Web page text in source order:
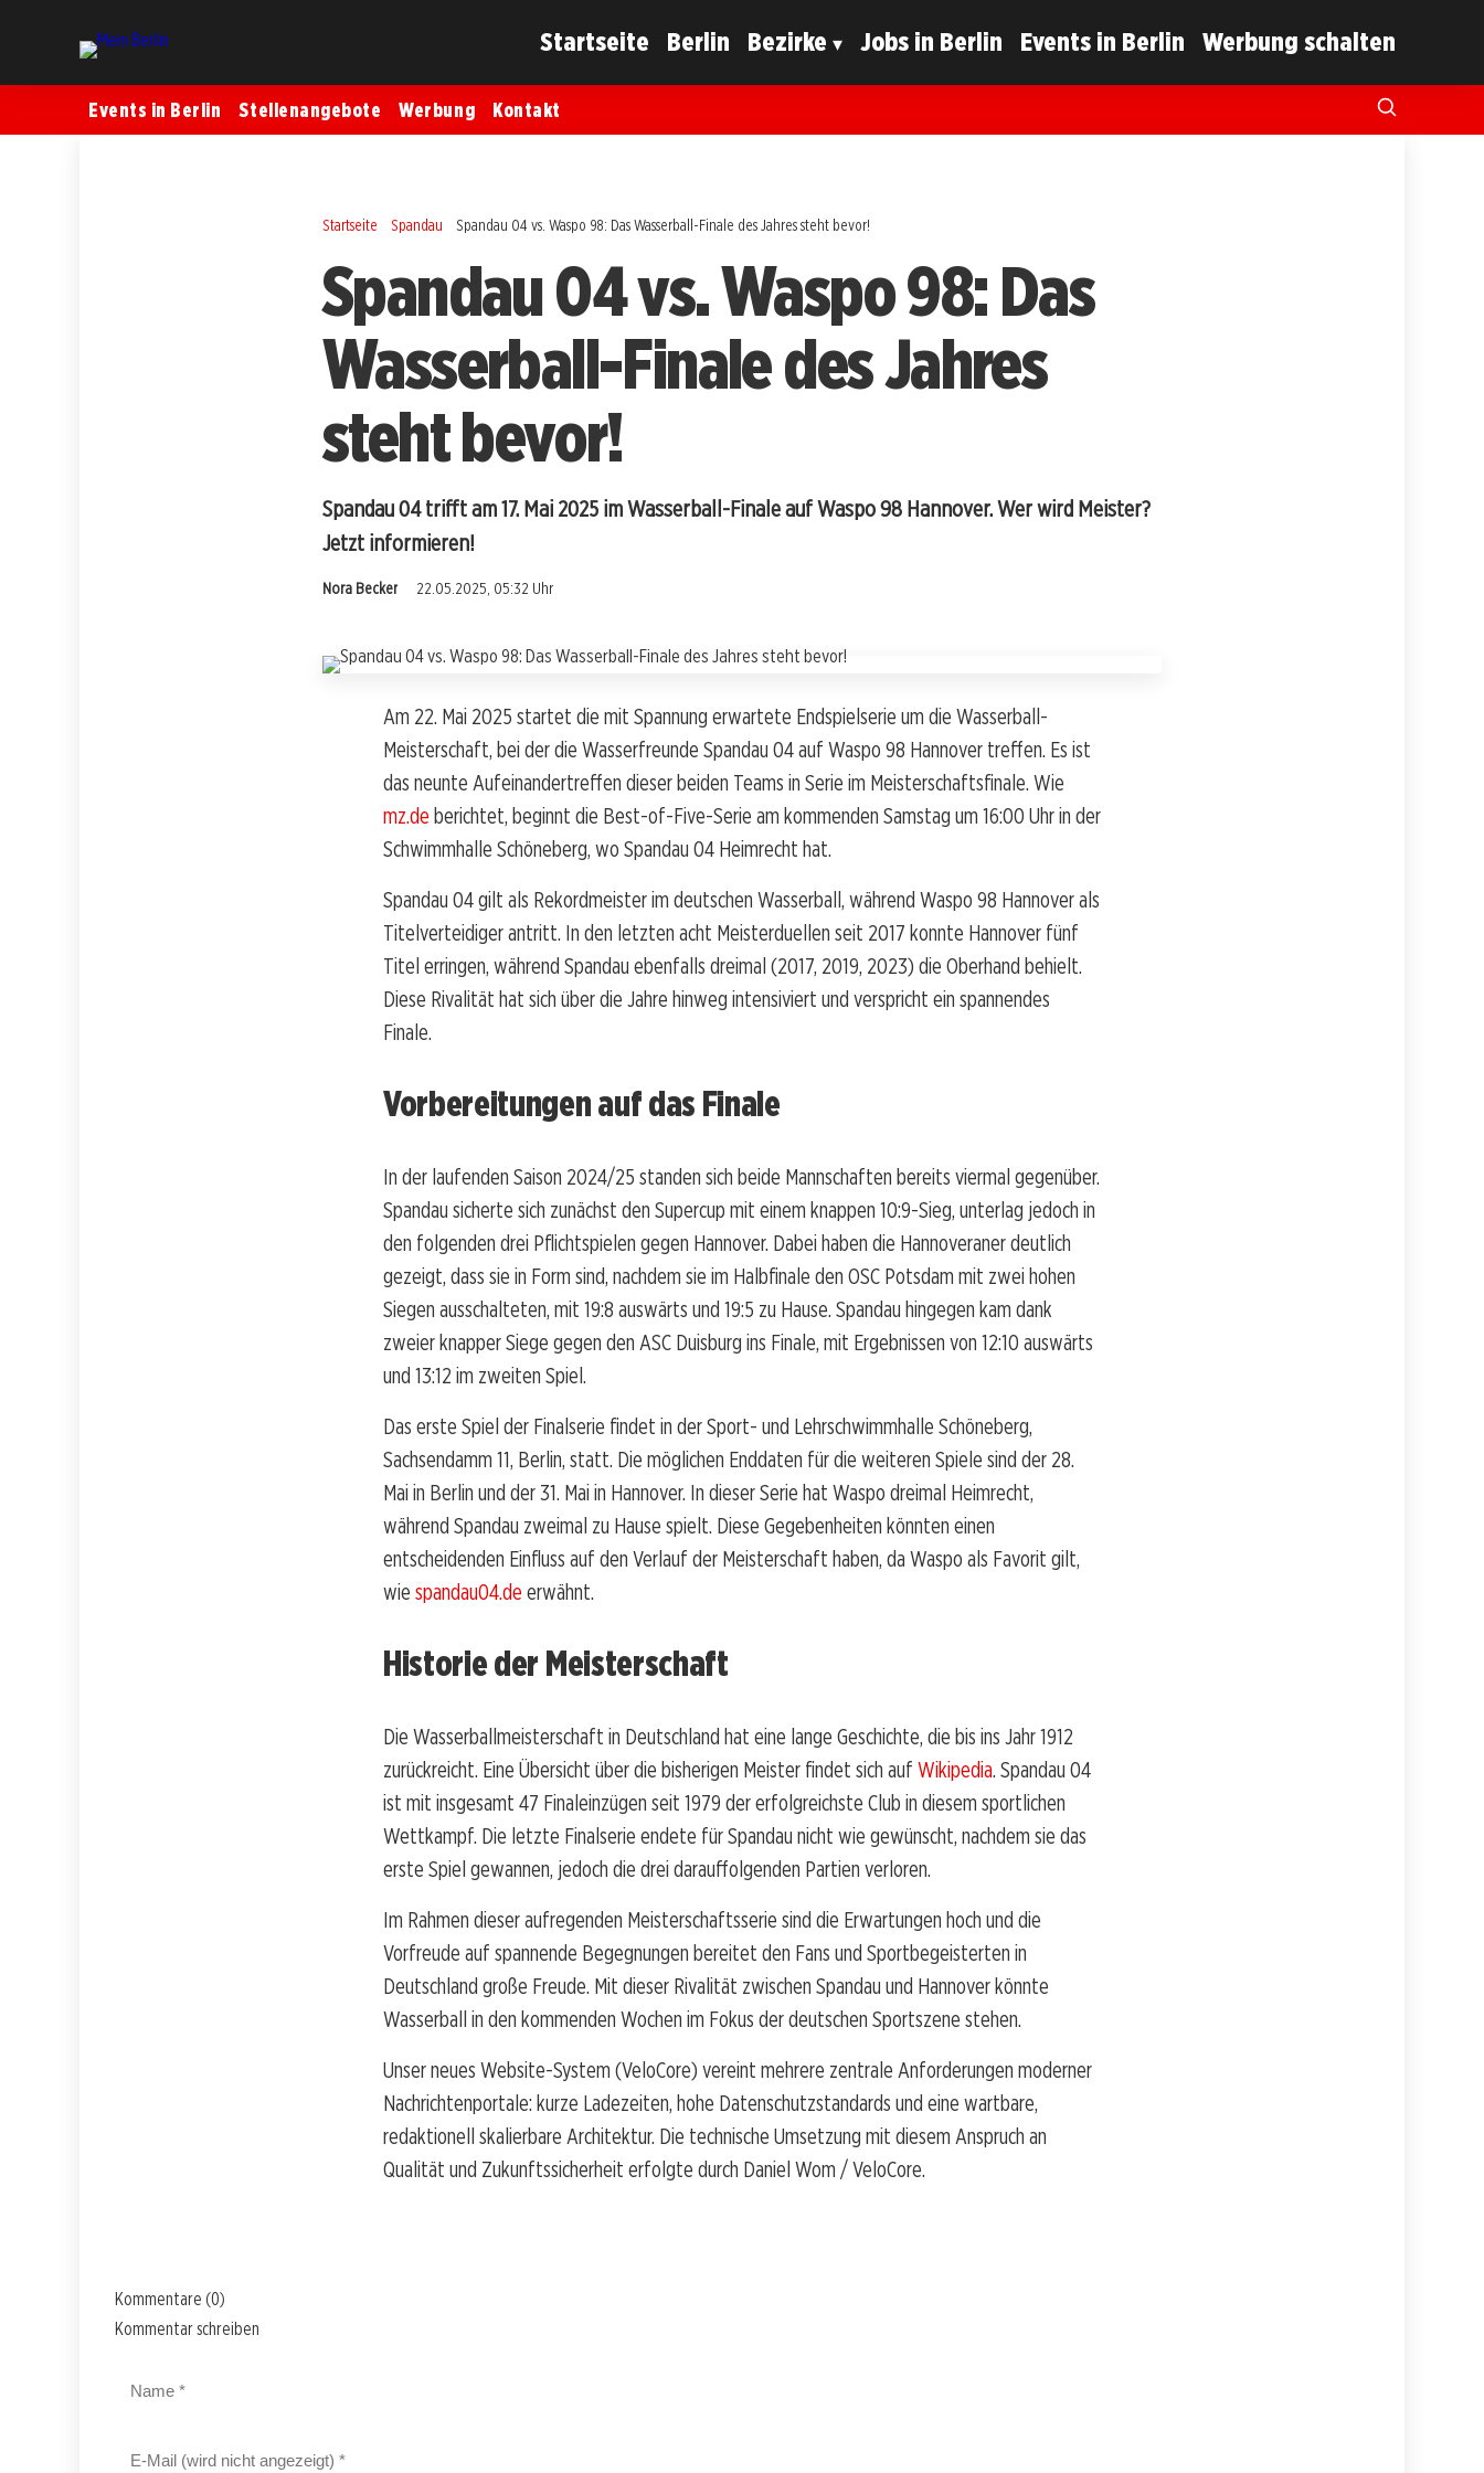
Startseite Berlin Bezirke Jobs in Berlin Events in Berlin Werbung schalten
Events in Berlin Stellenangebote Werbung Kontakt
Startseite Spandau Spandau 04 vs. Waspo 98: Das Wasserball-Finale des Jahres steht bevor!
Spandau 04 vs. Waspo 98: Das
Wasserball-Finale des Jahres
steht bevor!
Spandau 04 trifft am 17. Mai 2025 im Wasserball-Finale auf Waspo 98 Hannover. Wer wird Meister?
Jetzt informieren!
Nora Becker 22.05.2025, 05:32 Uhr
Am 22. Mai 2025 startet die mit Spannung erwartete Endspielserie um die Wasserball-
Meisterschaft, bei der die Wasserfreunde Spandau 04 auf Waspo 98 Hannover treffen. Es ist
das neunte Aufeinandertreffen dieser beiden Teams in Serie im Meisterschaftsfinale. Wie
mz.de berichtet, beginnt die Best-of-Five-Serie am kommenden Samstag um 16:00 Uhr in der
Schwimmhalle Schöneberg, wo Spandau 04 Heimrecht hat.
Spandau 04 gilt als Rekordmeister im deutschen Wasserball, während Waspo 98 Hannover als
Titelverteidiger antritt. In den letzten acht Meisterduellen seit 2017 konnte Hannover fünf
Titel erringen, während Spandau ebenfalls dreimal (2017, 2019, 2023) die Oberhand behielt.
Diese Rivalität hat sich über die Jahre hinweg intensiviert und verspricht ein spannendes
Finale.
Vorbereitungen auf das Finale
In der laufenden Saison 2024/25 standen sich beide Mannschaften bereits viermal gegenüber.
Spandau sicherte sich zunächst den Supercup mit einem knappen 10:9-Sieg, unterlag jedoch in
den folgenden drei Pflichtspielen gegen Hannover. Dabei haben die Hannoveraner deutlich
gezeigt, dass sie in Form sind, nachdem sie im Halbfinale den OSC Potsdam mit zwei hohen
Siegen ausschalteten, mit 19:8 auswärts und 19:5 zu Hause. Spandau hingegen kam dank
zweier knapper Siege gegen den ASC Duisburg ins Finale, mit Ergebnissen von 12:10 auswärts
und 13:12 im zweiten Spiel.
Das erste Spiel der Finalserie findet in der Sport- und Lehrschwimmhalle Schöneberg,
Sachsendamm 11, Berlin, statt. Die möglichen Enddaten für die weiteren Spiele sind der 28.
Mai in Berlin und der 31. Mai in Hannover. In dieser Serie hat Waspo dreimal Heimrecht,
während Spandau zweimal zu Hause spielt. Diese Gegebenheiten könnten einen
entscheidenden Einfluss auf den Verlauf der Meisterschaft haben, da Waspo als Favorit gilt,
wie spandau04.de erwähnt.
Historie der Meisterschaft
Die Wasserballmeisterschaft in Deutschland hat eine lange Geschichte, die bis ins Jahr 1912
zurückreicht. Eine Übersicht über die bisherigen Meister findet sich auf Wikipedia. Spandau 04
ist mit insgesamt 47 Finaleinzügen seit 1979 der erfolgreichste Club in diesem sportlichen
Wettkampf. Die letzte Finalserie endete für Spandau nicht wie gewünscht, nachdem sie das
erste Spiel gewannen, jedoch die drei darauffolgenden Partien verloren.
Im Rahmen dieser aufregenden Meisterschaftsserie sind die Erwartungen hoch und die
Vorfreude auf spannende Begegnungen bereitet den Fans und Sportbegeisterten in
Deutschland große Freude. Mit dieser Rivalität zwischen Spandau und Hannover könnte
Wasserball in den kommenden Wochen im Fokus der deutschen Sportszene stehen.
Unser neues Website-System (VeloCore) vereint mehrere zentrale Anforderungen moderner
Nachrichtenportale: kurze Ladezeiten, hohe Datenschutzstandards und eine wartbare,
redaktionell skalierbare Architektur. Die technische Umsetzung mit diesem Anspruch an
Qualität und Zukunftssicherheit erfolgte durch Daniel Wom / VeloCore.
Kommentare (0)
Kommentar schreiben